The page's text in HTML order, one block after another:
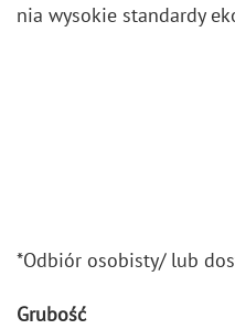
nia wy­so­kie stan­dar­dy
*Od­biór oso­bi­sty/ lub
Grubość